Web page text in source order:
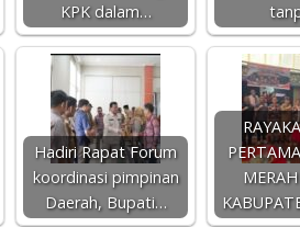
KPK dalam…
Hadiri Rapat Forum
koordinasi pimpinan
Daerah, Bupati…